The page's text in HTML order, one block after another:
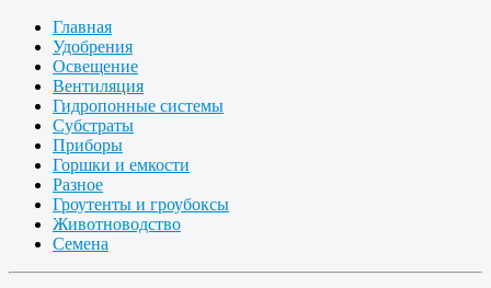
Главная
Удобрения
Освещение
Вентиляция
Гидропонные системы
Субстраты
Приборы
Горшки и емкости
Разное
Гроутенты и гроубоксы
Животноводство
Семена